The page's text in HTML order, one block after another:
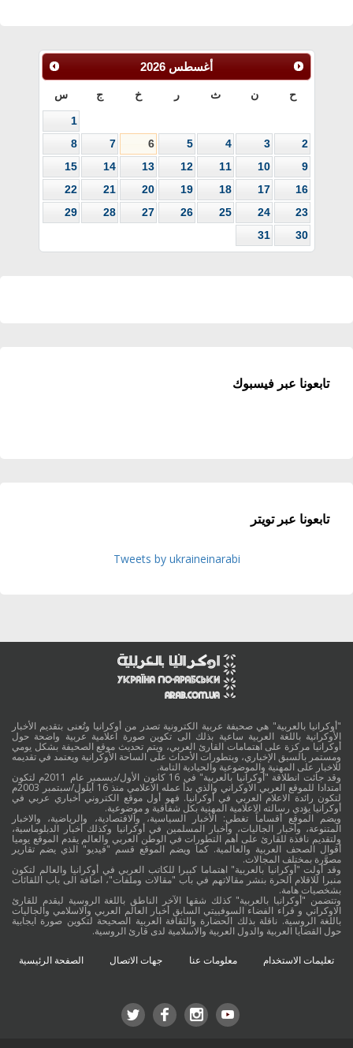
أغسطس 2026
ح ن ث ر خ ج س
1
2
3
4
5
6
7
8
9
10
11
12
13
14
15
16
17
18
19
20
21
22
23
24
25
26
27
28
29
30
31
تابعونا عبر فيسبوك
تابعونا عبر تويتر
Tweets by ukraineinarabi
"أوكرانيا بالعربية" هي صحيفة عربية الكترونية تصدر من أوكرانيا وتُعنى بتقديم الأخبار
الأوكرانية باللغة العربية ساعية بذلك الى تكوين صورة اعلامية عربية واضحة حول
أوكرانيا مركزة على اهتمامات القارئ العربي، ويتم تحديث موقع الصحيفة بشكل يومي
ومستمر بالسبق الإخباري، وبتطورات الأحداث على الساحة الأوكرانية ويعتمد في تقديمه
للاخبار على المهنية والموضوعية والحيادية التامة.
وقد جائت انطلاقة "أوكرانيا بالعربية" في 16 كانون الأول/ديسمبر عام 2011م لتكون
امتدادا للموقع العربي الاوكراني والذي بدأ عمله الاعلامي منذ 16 أيلول/سبتمبر 2003م
لتكون رائدة الاعلام العربي في أوكرانيا. فهو أول موقع الكتروني أخباري عربي في
أوكرانيا يؤدي رسالته الاعلامية المهنية بكل شفافية و موضوعية.
ويضم الموقع أقساماً تغطي: الأخبار السياسية، والاقتصادية، والرياضية، والاخبار
المتنوعة، وأخبار الجاليات، وأخبار المسلمين في أوكرانيا وكذلك أخبار الدبلوماسية،
ولتقديم نافذة للقارئ على أهم التطورات في الوطن العربي والعالم يقدم الموقع يوميا
أقوال الصحف العربية والعالمية. كما ويضم الموقع قسم "فيديو" الذي يضم تقارير
مصوَّرة بمختلف المجالات.
وقد أولت "أوكرانيا بالعربية" اهتماما كبيرا للكاتب العربي في أوكرانيا والعالم لتكون
منبرا للاقلام الحرة بنشر مقالاتهم في باب "مقالات وملفات"، اضافة الى باب اللقائات
بشخصيات هامة.
وتتضمن "أوكرانيا بالعربية" كذلك شقها الآخر الناطق باللغة الروسية ليقدم للقارئ
الاوكراني و قراء الفضاء السوفييتي السابق أخبار العالم العربي والاسلامي والجاليات
باللغة الروسية. ناقلة بذلك الحضارة والثقافة العربية الصحيحة لتكوين صورة ايجابية
حول القضايا العربية والدول العربية والاسلامية لدى قارئ الروسية.
تعليمات الاستخدام معلومات عنا جهات الاتصال الصفحة الرئيسية